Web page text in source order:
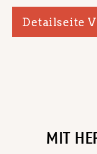
Detailseite
MIT